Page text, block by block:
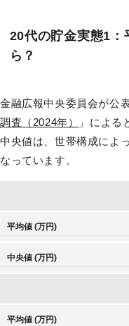
20代の貯金実態1：
ら？
金融広報中央委員会が公
調査（2024年）
」による
中央値は、世帯構成によ
なっています。
平均値 (万円)
中央値 (万円)
平均値 (万円)